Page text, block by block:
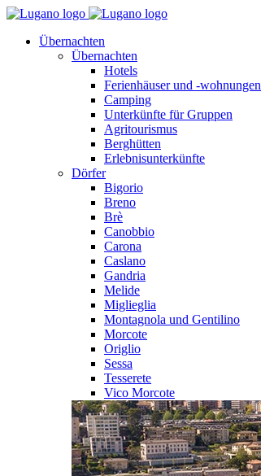
Übernachten
Übernachten
Hotels
Ferienhäuser und -wohnungen
Camping
Unterkünfte für Gruppen
Agritourismus
Berghütten
Erlebnisunterkünfte
Dörfer
Bigorio
Breno
Brè
Canobbio
Carona
Caslano
Gandria
Melide
Miglieglia
Montagnola und Gentilino
Morcote
Origlio
Sessa
Tesserete
Vico Morcote